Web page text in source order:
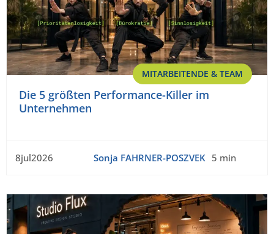
MITARBEITENDE & TEAM
Die 5 größten Performance-Killer im
Unternehmen
8jul2026 Sonja FAHRNER-POSZVEK 5 min